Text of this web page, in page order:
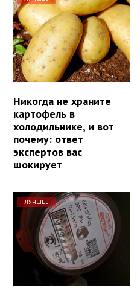
Никогда не храните
картофель в
холодильнике, и вот
почему: ответ
экспертов вас
шокирует
ЛУЧШЕЕ